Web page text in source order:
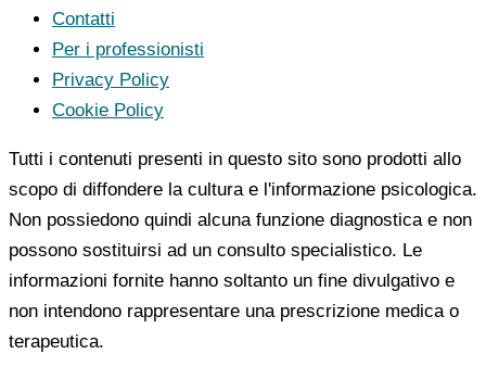
Contatti
Per i professionisti
Privacy Policy
Cookie Policy
Tutti i contenuti presenti in questo sito sono prodotti allo
scopo di diffondere la cultura e l'informazione psicologica.
Non possiedono quindi alcuna funzione diagnostica e non
possono sostituirsi ad un consulto specialistico. Le
informazioni fornite hanno soltanto un fine divulgativo e
non intendono rappresentare una prescrizione medica o
terapeutica.